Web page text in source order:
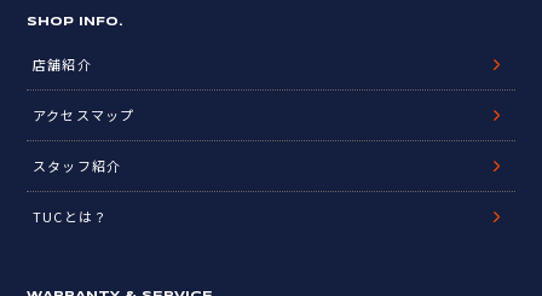
SHOP INFO.
店舗紹介
アクセスマップ
スタッフ紹介
TUCとは？